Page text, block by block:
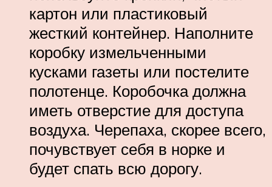
картон или пластиковый
жесткий контейнер. Наполните
коробку измельченными
кусками газеты или постелите
полотенце. Коробочка должна
иметь отверстие для доступа
воздуха. Черепаха, скорее всего,
почувствует себя в норке и
будет спать всю дорогу.